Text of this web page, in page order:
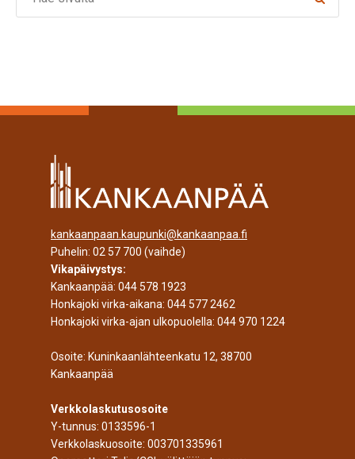
kankaanpaan.kaupunki@kankaanpaa.fi
Puhelin: 02 57 700 (vaihde)
Vikapäivystys:
Kankaanpää: 044 578 1923
Honkajoki virka-aikana: 044 577 2462
Honkajoki virka-ajan ulkopuolella: 044 970 1224
Osoite: Kuninkaanlähteenkatu 12, 38700
Kankaanpää
Verkkolaskutusosoite
Y-tunnus: 0133596-1
Verkkolaskuosoite: 003701335961